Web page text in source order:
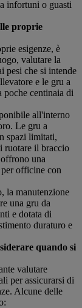
infortuni o guasti
proprie
esigenze, è
valutare la
pesi che si intende
e le gru a
poche centinaia di
all'interno
Le gru a
spazi limitati,
ruotare il braccio
una
officine con
la manutenzione
una gru da
e dotata di
duraturo e
quando si
valutare
per assicurarsi di
Alcune delle